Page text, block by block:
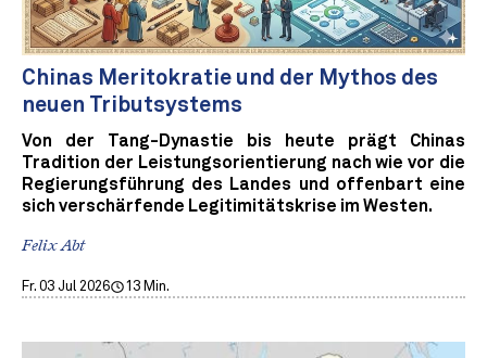
Chinas Meritokratie und der Mythos des
neuen Tributsystems
Von der Tang-Dynastie bis heute prägt Chinas
Tradition der Leistungsorientierung nach wie vor die
Regierungsführung des Landes und offenbart eine
sich verschärfende Legitimitätskrise im Westen.
Felix Abt
Fr. 03 Jul 2026 13 Min.